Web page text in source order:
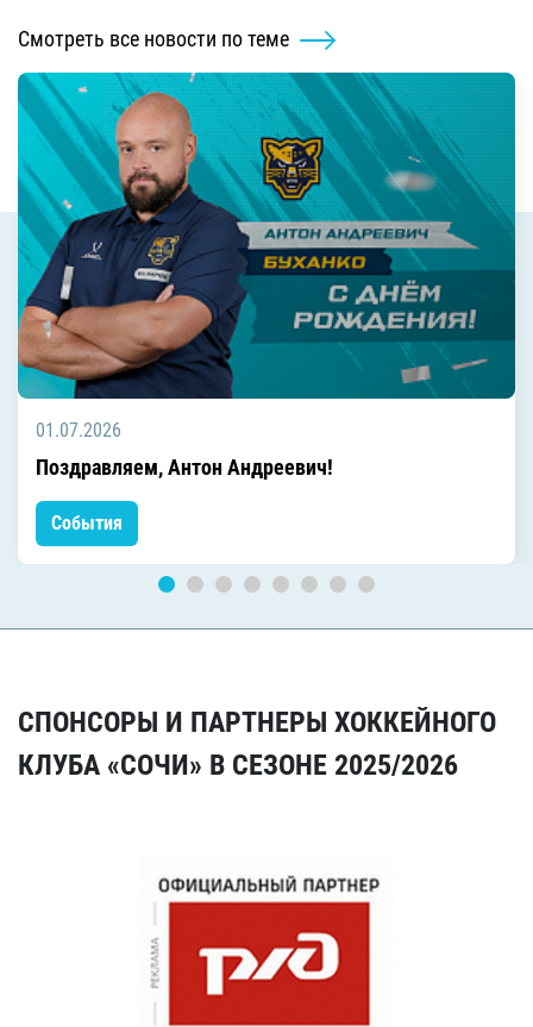
Смотреть все новости по теме
01.07.2026
Поздравляем, Антон Андреевич!
События
СПОНСОРЫ И ПАРТНЕРЫ ХОККЕЙНОГО
КЛУБА «СОЧИ» В СЕЗОНЕ 2025/2026